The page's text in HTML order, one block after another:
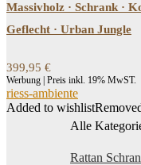
Massivholz · Schrank ·
Geflecht · Urban Jungle
399,95 €
Werbung | Preis inkl. 19% MwST.
riess-ambiente
Added to wishlist
Alle
Rattan